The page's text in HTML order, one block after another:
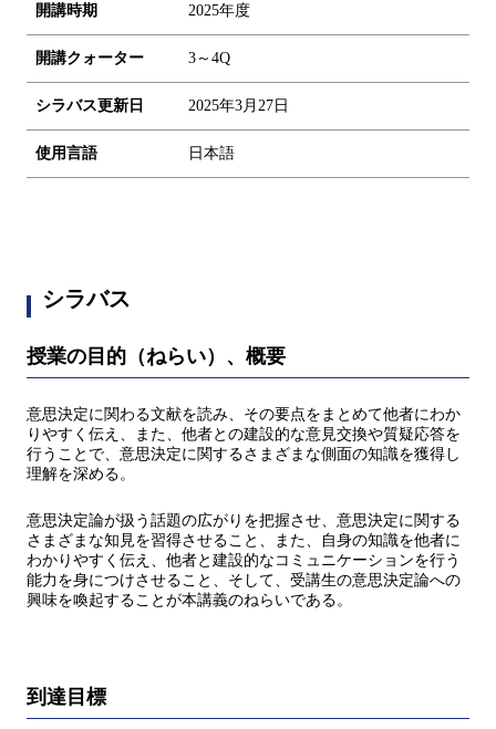
開講時期 2025年度
開講クォーター 3～4Q
シラバス更新日 2025年3月27日
使用言語 日本語
シラバス
授業の目的（ねらい）、概要
意思決定に関わる文献を読み、その要点をまとめて他者にわか
りやすく伝え、また、他者との建設的な意見交換や質疑応答を
行うことで、意思決定に関するさまざまな側面の知識を獲得し
理解を深める。
意思決定論が扱う話題の広がりを把握させ、意思決定に関する
さまざまな知見を習得させること、また、自身の知識を他者に
わかりやすく伝え、他者と建設的なコミュニケーションを行う
能力を身につけさせること、そして、受講生の意思決定論への
興味を喚起することが本講義のねらいである。
到達目標